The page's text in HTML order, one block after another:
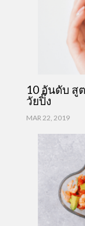
10 อันดับ สู
วัยปิ๊ง
MAR 22, 2019